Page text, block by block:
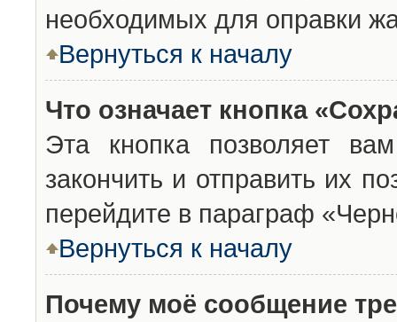
необходимых для оправки
Вернуться к началу
Что означает кнопка
Эта кнопка позволяет
закончить и отправить их
перейдите в параграф
Вернуться к началу
Почему моё сообщение